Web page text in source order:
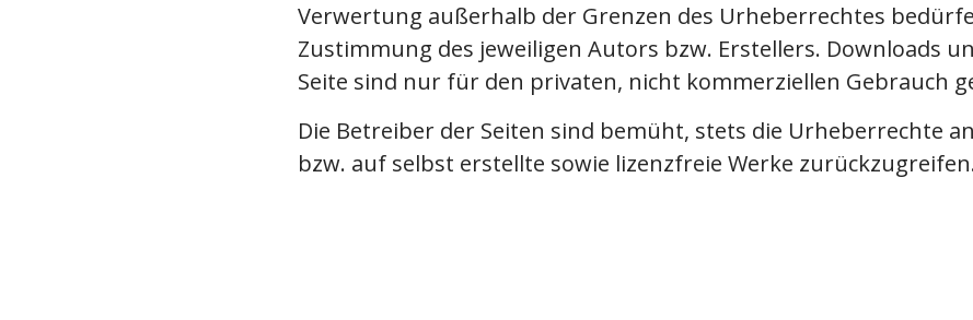
Verwertung außerhalb der Grenzen des Urheberrechtes
Zustimmung des jeweiligen Autors bzw. Erstellers. Downloads
Seite sind nur für den privaten, nicht kommerziellen Gebrauch
Die Betreiber der Seiten sind bemüht, stets die Urheberrechte
bzw. auf selbst erstellte sowie lizenzfreie Werke